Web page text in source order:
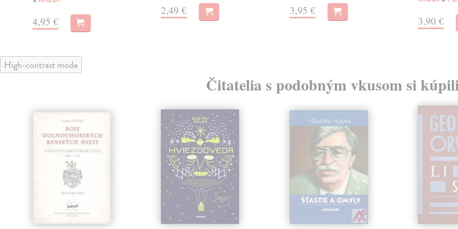
4,95 €
2,49 € 3,95 €
3,90 €
High-contrast mode
Čitatelia s podobným vkusom si